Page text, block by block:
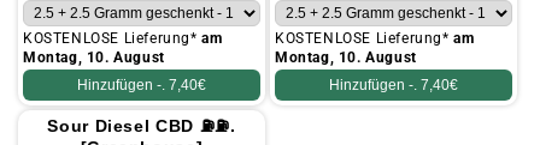
KOSTENLOSE Lieferung*am
Montag, 10. August
Hinzufügen -. 7,40€
KOSTENLOSE Lieferung*am
Montag, 10. August
Hinzufügen -. 7,40€
Sour Diesel CBD ⛽⛽.